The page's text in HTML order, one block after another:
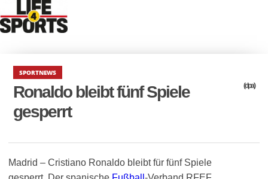
SPORTNEWS
Ronaldo bleibt fünf Spiele
gesperrt
(dpa)
Madrid – Cristiano Ronaldo bleibt für fünf Spiele